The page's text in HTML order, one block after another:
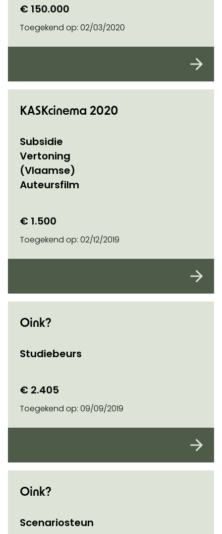
€ 150.000
Toegekend op: 02/03/2020
KASKcinema 2020
Subsidie
Vertoning
(Vlaamse)
Auteursfilm
€ 1.500
Toegekend op: 02/12/2019
Oink?
Studiebeurs
€ 2.405
Toegekend op: 09/09/2019
Oink?
Scenariosteun